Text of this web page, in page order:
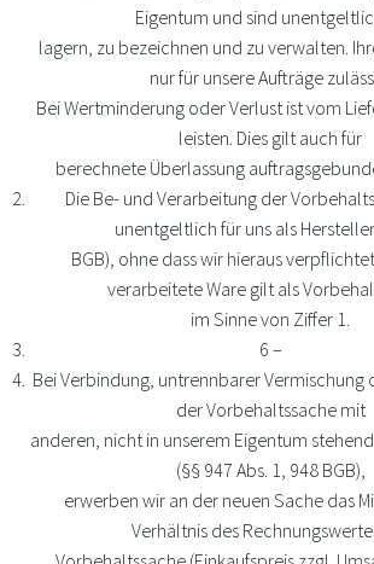
Eigentum und sind
lagern, zu bezeichnen und zu verwalten.
nur für unsere Aufträge
Bei Wertminderung oder Verlust ist vom
leisten. Dies gilt auch für
berechnete Überlassung
Die Be- und Verarbeitung der
unentgeltlich für uns als
BGB), ohne dass wir hieraus
verarbeitete Ware gilt als
im Sinne von Ziffer 1.
6 –
Bei Verbindung, untrennbarer Vermischung
der Vorbehaltssache mit
anderen, nicht in unserem Eigentum
(§§ 947 Abs. 1, 948 BGB),
erwerben wir an der neuen Sache das
Verhältnis des